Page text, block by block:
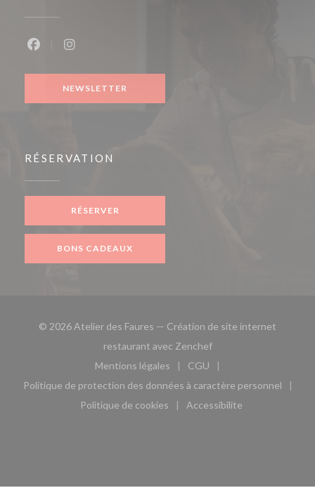
NEWSLETTER
RÉSERVATION
RÉSERVER
BONS CADEAUX
© 2026 Atelier des Faures — Création de site internet
restaurant avec Zenchef((ouvre une nouvelle
Mentions légales
((ouvre une nouvelle fenêtre))
CGU
((ouvre une nouvelle
Politique de protection des données à caractère personnel
((ouvre une nouvelle fenêtre))
Politique de cookies
((ouvre une nouvelle fenêtre))
Accessibilite